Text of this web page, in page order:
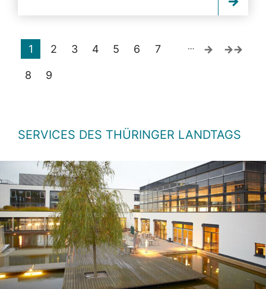
1 2 3 4 5 6 7
8 9
…
SERVICES DES THÜRINGER LANDTAGS